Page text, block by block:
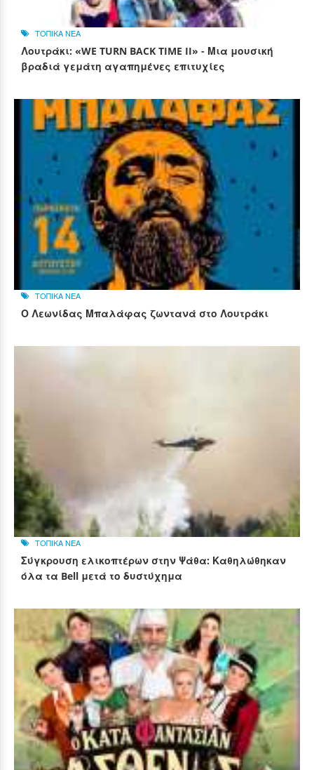
ΤΟΠΙΚΑ ΝΕΑ
Λουτράκι: «WE TURN BACK TIME II» - Μια μουσική
βραδιά γεμάτη αγαπημένες επιτυχίες
ΤΟΠΙΚΑ ΝΕΑ
Ο Λεωνίδας Μπαλάφας ζωντανά στο Λουτράκι
ΤΟΠΙΚΑ ΝΕΑ
Σύγκρουση ελικοπτέρων στην Ψάθα: Καθηλώθηκαν
όλα τα Bell μετά το δυστύχημα